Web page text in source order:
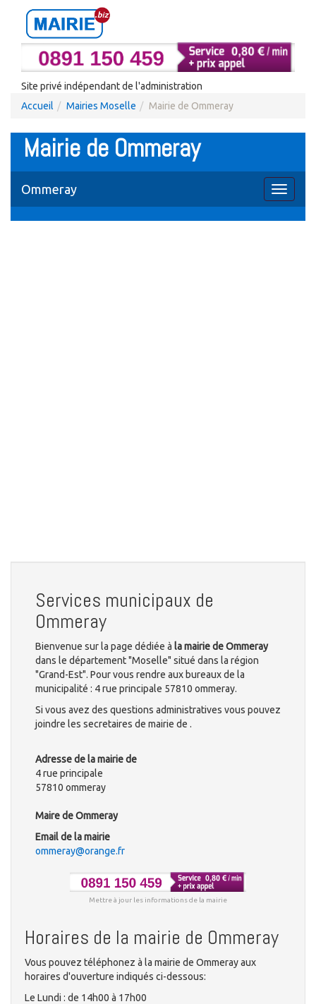
Site privé indépendant de l'administration
Accueil
Mairies Moselle Mairie de Ommeray
Mairie de Ommeray
Toggle
Ommeray
Services municipaux de
Ommeray
Bienvenue sur la page dédiée à la mairie de Ommeray
dans le département "Moselle" situé dans la région
"Grand-Est". Pour vous rendre aux bureaux de la
municipalité : 4 rue principale 57810 ommeray.
Si vous avez des questions administratives vous pouvez
joindre les secretaires de mairie de .
Adresse de la mairie de
4 rue principale
57810 ommeray
Maire de Ommeray
Email de la mairie
ommeray@orange.fr
Mettre à jour les informations de la mairie
Horaires de la mairie de Ommeray
Vous pouvez téléphonez à la mairie de Ommeray aux
horaires d'ouverture indiqués ci-dessous:
Le Lundi : de 14h00 à 17h00